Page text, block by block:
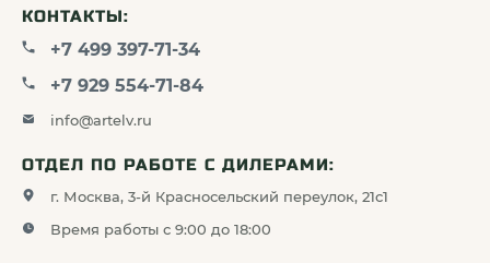
качественную защиту, не утяжеляя снаряжение,
оборудования.
Долгий срок эксплуатации
Высокая стойкость неопрена к износу
КОНТАКТЫ:
+7 499 397-71-34
+7 929 554-71-84
info@artelv.ru
ОТДЕЛ ПО РАБОТЕ С ДИЛЕРАМИ:
г. Москва, 3-й Красносельский переулок, 21с1
Время работы с 9:00 до 18:00